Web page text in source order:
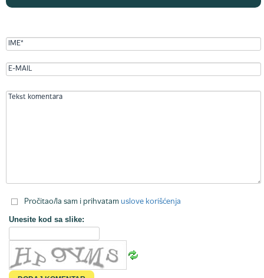
Pročitao/la sam i prihvatam uslove korišćenja
Unesite kod sa slike: